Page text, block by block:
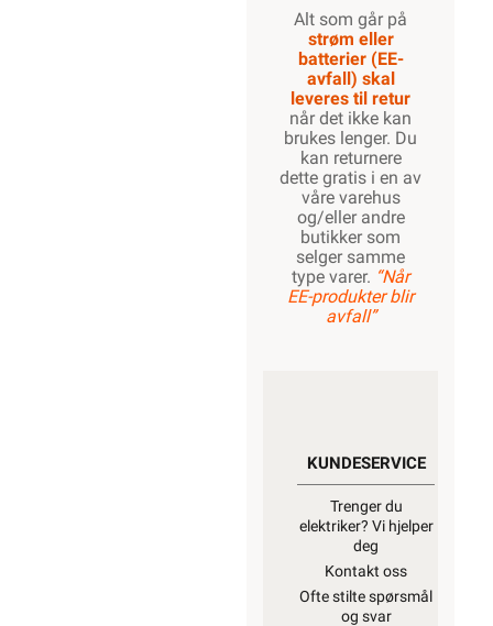
Alt som går på
strøm eller
batterier (EE-
avfall) skal
leveres til retur
når det ikke kan
brukes lenger. Du
kan returnere
dette gratis i en av
våre varehus
og/eller andre
butikker som
selger samme
type varer. “Når
EE-produkter blir
avfall”
KUNDESERVICE
Trenger du
elektriker? Vi hjelper
deg
Kontakt oss
Ofte stilte spørsmål
og svar